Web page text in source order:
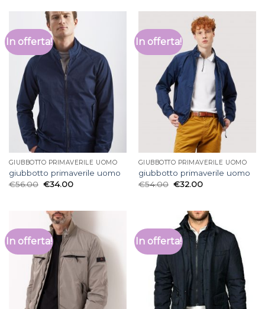
In offerta!
GIUBBOTTO PRIMAVERILE UOMO
giubbotto primaverile uomo
€56.00 €34.00
In offerta!
GIUBBOTTO PRIMAVERILE UOMO
giubbotto primaverile uomo
€54.00 €32.00
In offerta! In offerta!